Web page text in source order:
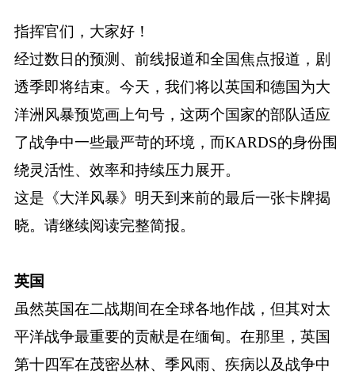
指挥官们，大家好！
经过数日的预测、前线报道和全国焦点报道，剧
透季即将结束。今天，我们将以英国和德国为大
洋洲风暴预览画上句号，这两个国家的部队适应
了战争中一些最严苛的环境，而KARDS的身份围
绕灵活性、效率和持续压力展开。
这是《大洋风暴》明天到来前的最后一张卡牌揭
晓。请继续阅读完整简报。
英国
虽然英国在二战期间在全球各地作战，但其对太
平洋战争最重要的贡献是在缅甸。在那里，英国
第十四军在茂密丛林、季风雨、疾病以及战争中